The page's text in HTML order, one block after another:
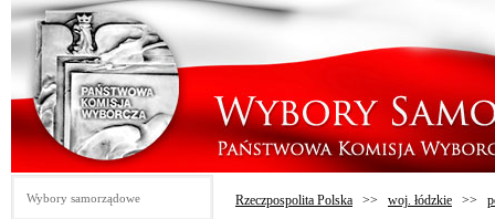
Wybory samorządowe Rzeczpospolita Polska >> woj. łódzkie >>